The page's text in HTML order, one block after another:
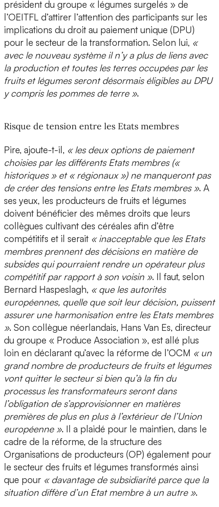
président du groupe « légumes surgelés » de
l’OEITFL d’attirer l’attention des participants sur les
implications du droit au paiement unique (DPU)
pour le secteur de la transformation. Selon lui, «
avec le nouveau système il n’y a plus de liens avec
la production et toutes les terres occupées par les
fruits et légumes seront désormais éligibles au DPU
y compris les pommes de terre ».
Risque de tension entre les Etats membres
Pire, ajoute-t-il, « les deux options de paiement
choisies par les différents Etats membres («
historiques » et « régionaux ») ne manqueront pas
de créer des tensions entre les Etats membres ». A
ses yeux, les producteurs de fruits et légumes
doivent bénéficier des mêmes droits que leurs
collègues cultivant des céréales afin d’être
compétitifs et il serait « inacceptable que les Etats
membres prennent des décisions en matière de
subsides qui pourraient rendre un opérateur plus
compétitif par rapport à son voisin ». Il faut, selon
Bernard Haspeslagh, « que les autorités
européennes, quelle que soit leur décision, puissent
assurer une harmonisation entre les Etats membres
». Son collègue néerlandais, Hans Van Es, directeur
du groupe « Produce Association », est allé plus
loin en déclarant qu’avec la réforme de l’OCM « un
grand nombre de producteurs de fruits et légumes
vont quitter le secteur si bien qu’à la fin du
processus les transformateurs seront dans
l’obligation de s’approvisionner en matières
premières de plus en plus à l’extérieur de l’Union
européenne ». Il a plaidé pour le maintien, dans le
cadre de la réforme, de la structure des
Organisations de producteurs (OP) également pour
le secteur des fruits et légumes transformés ainsi
que pour « davantage de subsidiarité parce que la
situation diffère d’un Etat membre à un autre ».